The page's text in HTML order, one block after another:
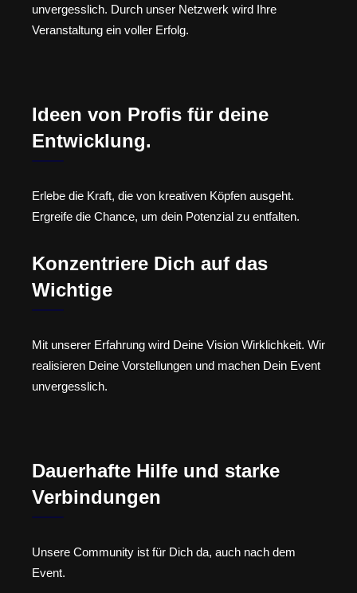
unvergesslich. Durch unser Netzwerk wird Ihre
Veranstaltung ein voller Erfolg.
Ideen von Profis für deine
Entwicklung.
Erlebe die Kraft, die von kreativen Köpfen ausgeht.
Ergreife die Chance, um dein Potenzial zu entfalten.
Konzentriere Dich auf das
Wichtige
Mit unserer Erfahrung wird Deine Vision Wirklichkeit. Wir
realisieren Deine Vorstellungen und machen Dein Event
unvergesslich.
Dauerhafte Hilfe und starke
Verbindungen
Unsere Community ist für Dich da, auch nach dem
Event.